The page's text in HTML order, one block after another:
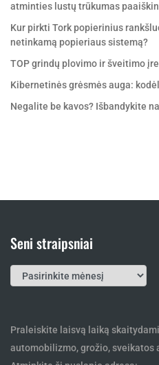
atminties lustų trūkumas
Kur pirkti Tork popierinius
netinkamą popieriaus sistemą?
TOP grindų plovimo ir šveitimo
Kibernetinės grėsmės auga:
Negalite be kavos? Išbandykite
Seni straipsniai
Seni
straipsniai
Praleiskite laisvą laiką
automobilizmo, grožio, sveikatos